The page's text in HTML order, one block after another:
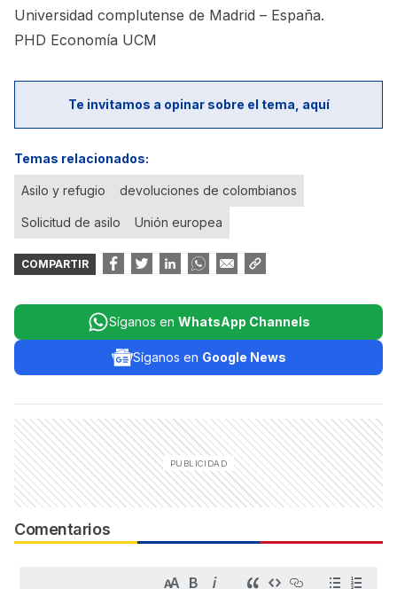
Universidad complutense de Madrid – España.
PHD Economía UCM
Te invitamos a opinar sobre el tema, aquí
Temas relacionados:
Asilo y refugio devoluciones de colombianos
Solicitud de asilo Unión europea
COMPARTIR
Síganos en WhatsApp Channels
Síganos en Google News
Comentarios